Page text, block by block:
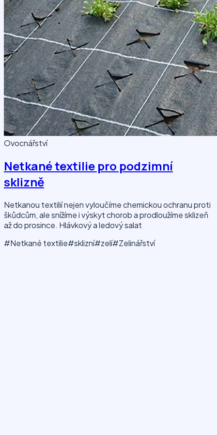
Ovocnářství
Netkané textilie pro podzimní
sklizně
Netkanou textilií nejen vyloučíme chemickou ochranu proti
škůdcům, ale snížíme i výskyt chorob a prodloužíme sklizeň
až do prosince. Hlávkový a ledový salat
#Netkané textilie#sklizní#zelí#Zelinářství